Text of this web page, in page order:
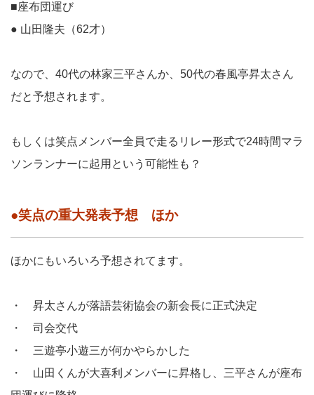
■座布団運び
● 山田隆夫（62才）
なので、40代の林家三平さんか、50代の春風亭昇太さん
だと予想されます。
もしくは笑点メンバー全員で走るリレー形式で24時間マラ
ソンランナーに起用という可能性も？
●笑点の重大発表予想 ほか
ほかにもいろいろ予想されてます。
・ 昇太さんが落語芸術協会の新会長に正式決定
・ 司会交代
・ 三遊亭小遊三が何かやらかした
・ 山田くんが大喜利メンバーに昇格し、三平さんが座布